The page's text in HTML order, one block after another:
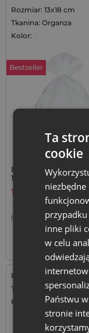
Rozmiar: 13x18 cm
Tkanina: Organza
Kolor:
Bestseller
Białe woreczki z
18 cm - zestaw 25
19,99
0,80 zł / szt. 1
op. +
Rozmiar: 8x10 cm
Tkanina: Organza
Kolor:
Ta
cookie
inne pliki
w celu
Państwu
stronie